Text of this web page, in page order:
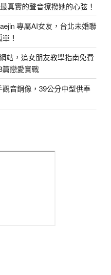
真實的聲音撩撥她的心弦！
專屬AI女友，台北未婚聯
！
站，追女朋友教學指南免費
篇戀愛實戰
音銅像，39公分中型供奉